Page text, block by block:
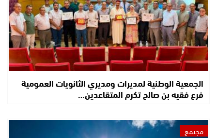
الجمعية الوطنية لمديرات ومديري الثانويات العمومية
فرع فقيه بن صالح تكرم المتقاعدين…
مجتمع